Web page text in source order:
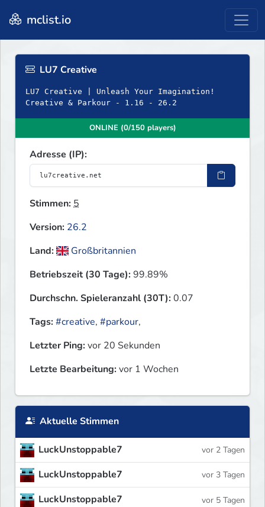
mclist.io
LU7 Creative
LU7 Creative | Unleash Your Imagination!
Creative & Parkour - 1.16 - 26.2
ONLINE (0/150 players)
Adresse (IP):
Stimmen:5
Version: 26.2
Land:
Großbritannien
Betriebszeit (30 Tage):99.89%
Durchschn. Spieleranzahl (30T):0.07
Tags:#creative, #parkour,
Letzter Ping:vor 20 Sekunden
Letzte Bearbeitung:vor 1 Wochen
Aktuelle Stimmen
LuckUnstoppable7 vor 2 Tagen
LuckUnstoppable7 vor 3 Tagen
LuckUnstoppable7 vor 5 Tagen